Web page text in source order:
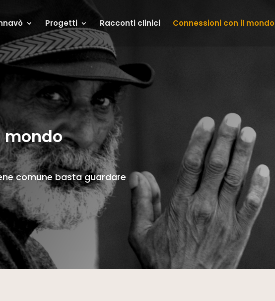
Progetti Racconti clinici Connessioni con il mondo
mondo
comune basta guardare